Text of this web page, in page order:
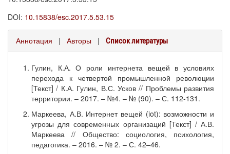
DOI: 10.15838/esc.2017.5.53.15
Аннотация | Авторы | Список литературы
Гулин, К.А. О роли интернета вещей в условиях
перехода к четвертой промышленной революции
[Текст] / К.А. Гулин, В.С. Усков // Проблемы развития
территории. – 2017. – №4. – № (90). – С. 112-131.
Маркеева, А.В. Интернет вещей (iot): возможности и
угрозы для современных организаций [Текст] / А.В.
Маркеева // Общество: социология, психология,
педагогика. – 2016. – № 2. – С. 42–46.